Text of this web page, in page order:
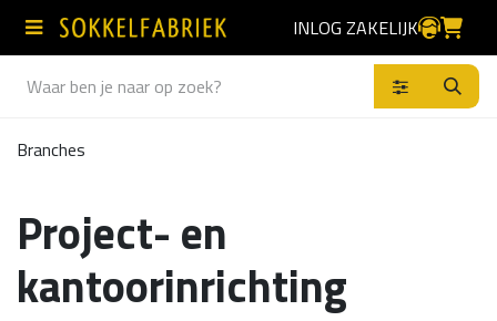
Overslaan naar inhoud
INLOG ZAKELIJK
Producten
Branches
Project- en
kantoorinrichting